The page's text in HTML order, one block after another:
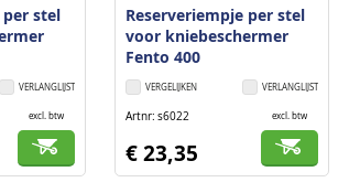
per stel
VERLANGLIJST
excl. btw
Reserveriempje per stel
voor kniebeschermer
Fento 400
VERLANGLIJST
VERGELIJKEN
Artnr s6022 excl. btw
€ 23,35